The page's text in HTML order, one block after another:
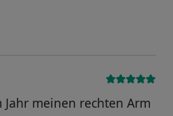
meinen rechten Arm